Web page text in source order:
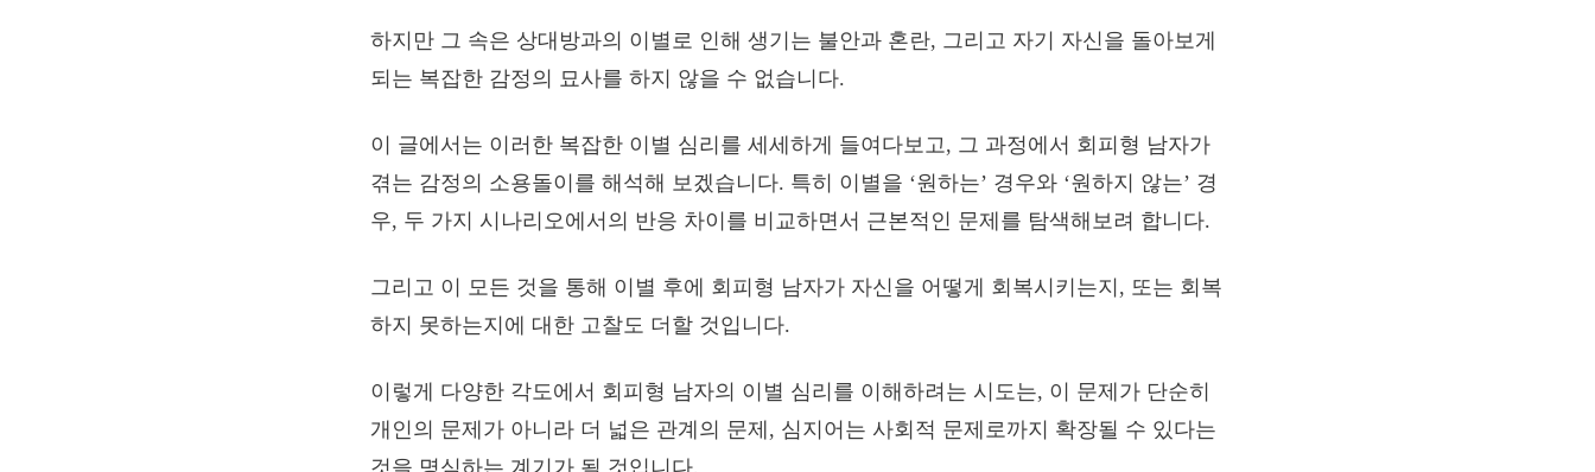
하지만 그 속은 상대방과의 이별로 인해 생기는 불안과 혼란, 그리고 자기 자신을 돌아보게
되는 복잡한 감정의 묘사를 하지 않을 수 없습니다.
이 글에서는 이러한 복잡한 이별 심리를 세세하게 들여다보고, 그 과정에서 회피형 남자가
겪는 감정의 소용돌이를 해석해 보겠습니다. 특히 이별을 ‘원하는’ 경우와 ‘원하지 않는’ 경
우, 두 가지 시나리오에서의 반응 차이를 비교하면서 근본적인 문제를 탐색해보려 합니다.
그리고 이 모든 것을 통해 이별 후에 회피형 남자가 자신을 어떻게 회복시키는지, 또는 회복
하지 못하는지에 대한 고찰도 더할 것입니다.
이렇게 다양한 각도에서 회피형 남자의 이별 심리를 이해하려는 시도는, 이 문제가 단순히
개인의 문제가 아니라 더 넓은 관계의 문제, 심지어는 사회적 문제로까지 확장될 수 있다는
것을 명심하는 계기가 될 것입니다.